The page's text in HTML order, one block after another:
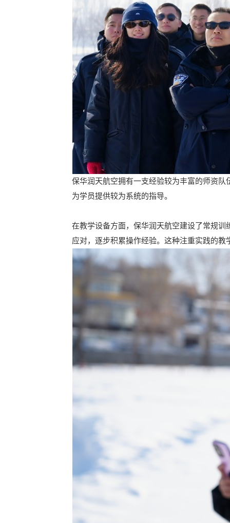
保华润天航空拥有一支经验较为丰富的师资
为学员提供较为系统的指导。
在教学设备方面，保华润天航空建设了常规
应对，逐步积累操作经验。这种注重实践的